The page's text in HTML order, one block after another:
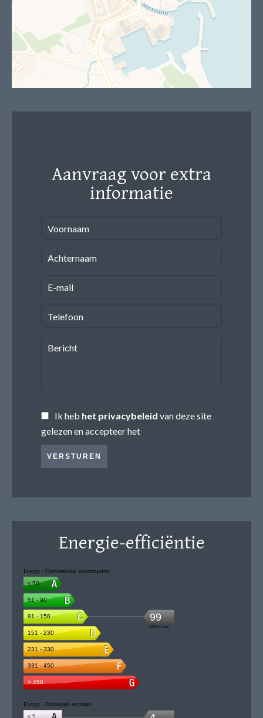
Aanvraag voor extra
informatie
Ik heb het privacybeleid van deze site
gelezen en accepteer het
VERSTUREN
Energie-efficiëntie